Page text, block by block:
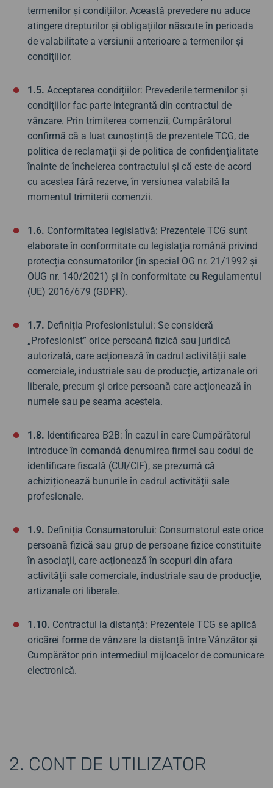
termenilor și condițiilor. Această prevedere nu aduce
atingere drepturilor și obligațiilor născute în perioada
de valabilitate a versiunii anterioare a termenilor și
condițiilor.
1.5. Acceptarea condițiilor: Prevederile termenilor și
condițiilor fac parte integrantă din contractul de
vânzare. Prin trimiterea comenzii, Cumpărătorul
confirmă că a luat cunoștință de prezentele TCG, de
politica de reclamații și de politica de confidențialitate
înainte de încheierea contractului și că este de acord
cu acestea fără rezerve, în versiunea valabilă la
momentul trimiterii comenzii.
1.6. Conformitatea legislativă: Prezentele TCG sunt
elaborate în conformitate cu legislația română privind
protecția consumatorilor (în special OG nr. 21/1992 și
OUG nr. 140/2021) și în conformitate cu Regulamentul
(UE) 2016/679 (GDPR).
1.7. Definiția Profesionistului: Se consideră
„Profesionist” orice persoană fizică sau juridică
autorizată, care acționează în cadrul activității sale
comerciale, industriale sau de producție, artizanale ori
liberale, precum și orice persoană care acționează în
numele sau pe seama acesteia.
1.8. Identificarea B2B: În cazul în care Cumpărătorul
introduce în comandă denumirea firmei sau codul de
identificare fiscală (CUI/CIF), se prezumă că
achiziționează bunurile în cadrul activității sale
profesionale.
1.9. Definiția Consumatorului: Consumatorul este orice
persoană fizică sau grup de persoane fizice constituite
în asociații, care acționează în scopuri din afara
activității sale comerciale, industriale sau de producție,
artizanale ori liberale.
1.10. Contractul la distanță: Prezentele TCG se aplică
oricărei forme de vânzare la distanță între Vânzător și
Cumpărător prin intermediul mijloacelor de comunicare
electronică.
2. CONT DE UTILIZATOR